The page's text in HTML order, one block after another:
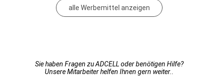
alle Werbemittel anzeigen
Sie haben Fragen zu ADCELL oder benötigen Hilfe?
Unsere Mitarbeiter helfen Ihnen gern weiter..